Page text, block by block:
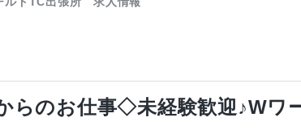
らのお仕事◇未経験歓迎♪W